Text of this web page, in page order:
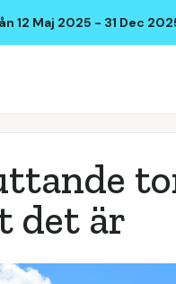
12 Maj 2025 - 31 Dec
det är